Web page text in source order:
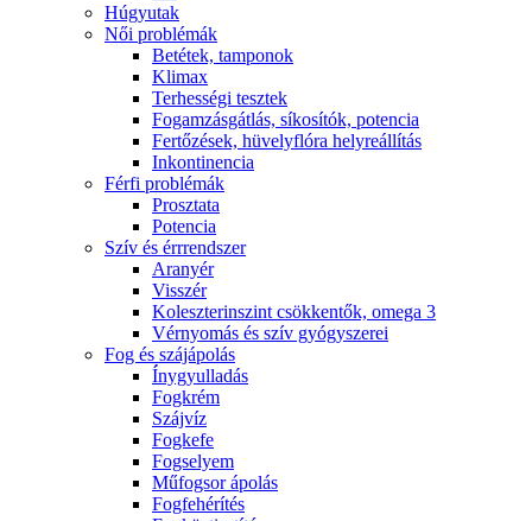
Húgyutak
Női problémák
Betétek, tamponok
Klimax
Terhességi tesztek
Fogamzásgátlás, síkosítók, potencia
Fertőzések, hüvelyflóra helyreállítás
Inkontinencia
Férfi problémák
Prosztata
Potencia
Szív és érrrendszer
Aranyér
Visszér
Koleszterinszint csökkentők, omega 3
Vérnyomás és szív gyógyszerei
Fog és szájápolás
Í́nygyulladás
Fogkrém
Szájvíz
Fogkefe
Fogselyem
Műfogsor ápolás
Fogfehérítés